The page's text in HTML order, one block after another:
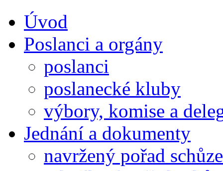
Úvod
Poslanci a orgány
poslanci
poslanecké kluby
výbory, komise a
Jednání a dokumenty
navržený pořad schůze